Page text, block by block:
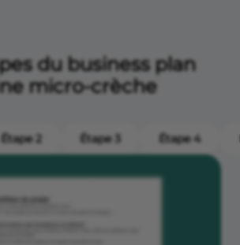
du business plan
micro-crèche
Étape 2 Étape 3 Étape 4